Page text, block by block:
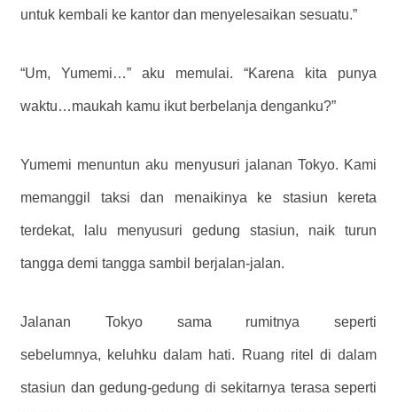
untuk kembali ke kantor dan menyelesaikan sesuatu.”
“Um, Yumemi…” aku memulai. “Karena kita punya
waktu…maukah kamu ikut berbelanja denganku?”
Yumemi menuntun aku menyusuri jalanan Tokyo. Kami
memanggil taksi dan menaikinya ke stasiun kereta
terdekat, lalu menyusuri gedung stasiun, naik turun
tangga demi tangga sambil berjalan-jalan.
Jalanan Tokyo sama rumitnya seperti
sebelumnya, keluhku dalam hati. Ruang ritel di dalam
stasiun dan gedung-gedung di sekitarnya terasa seperti